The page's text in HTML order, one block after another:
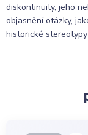
diskontinuity, jeho
objasnění otázky,
historické stereotypy